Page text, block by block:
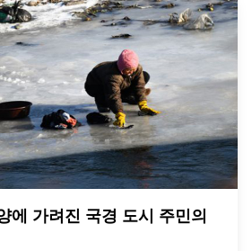
에 가려진 국경 도시 주민의